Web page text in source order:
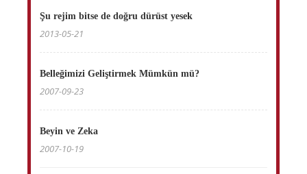
Şu rejim bitse de doğru dürüst yesek
2013-05-21
Belleğimizi Geliştirmek Mümkün mü?
2007-09-23
Beyin ve Zeka
2007-10-19